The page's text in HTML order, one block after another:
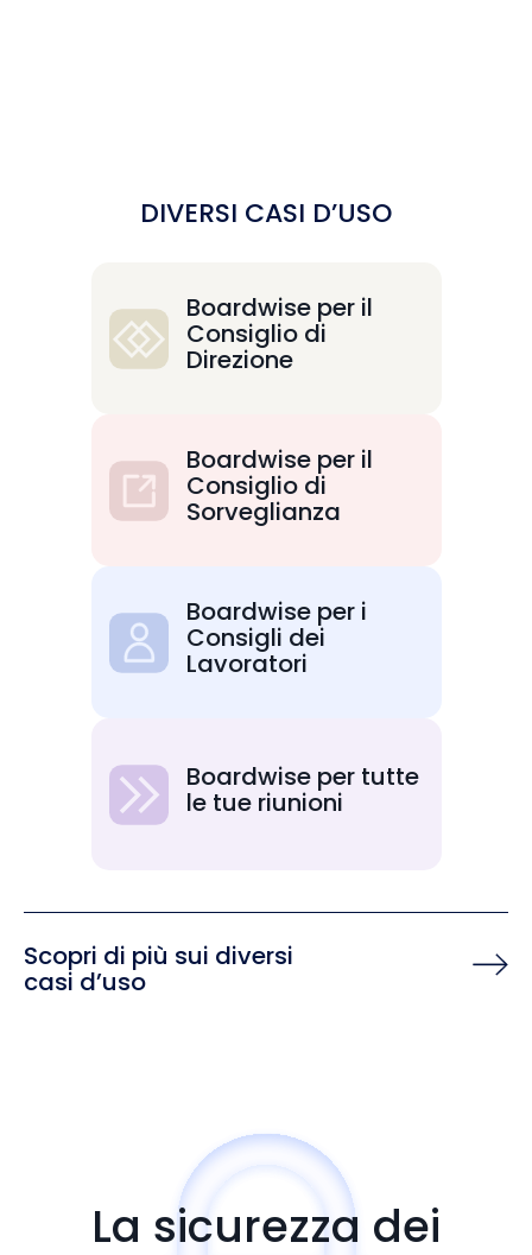
DIVERSI CASI D’USO
Boardwise per il
Consiglio di
Direzione
Boardwise per il
Consiglio di
Sorveglianza
Boardwise per i
Consigli dei
Lavoratori
Boardwise per tutte
le tue riunioni
Scopri di più sui diversi
casi d’uso
La sicurezza dei